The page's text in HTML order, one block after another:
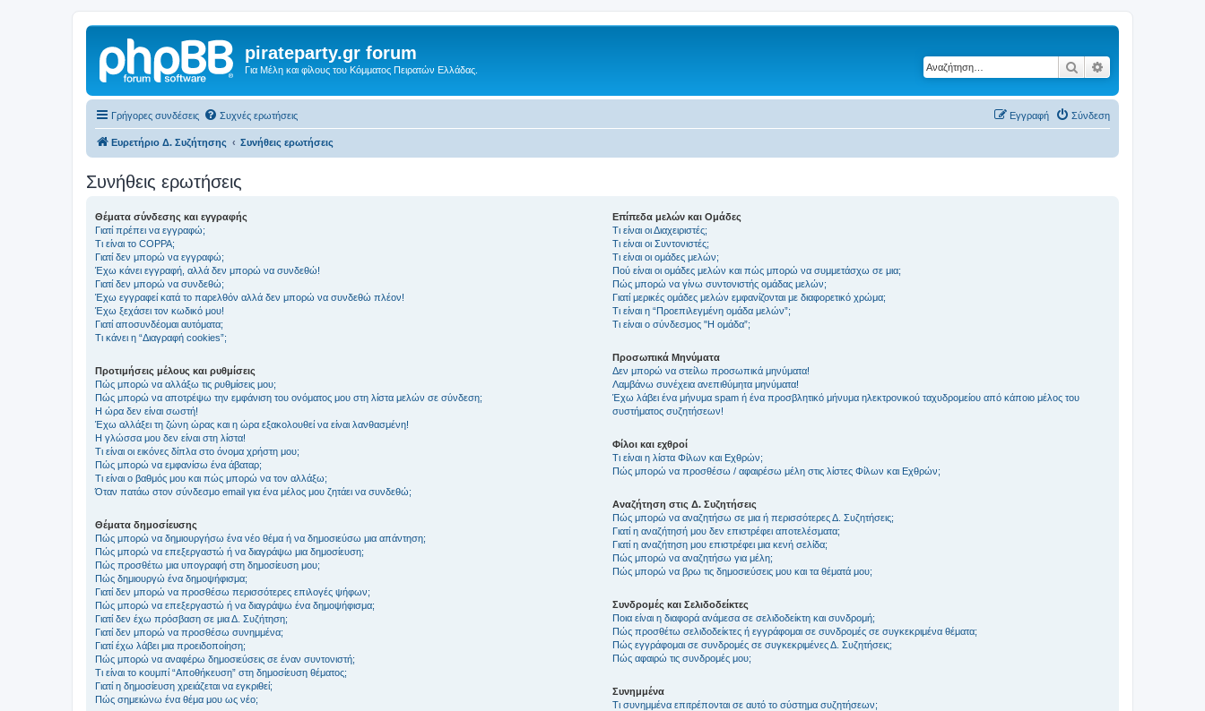
pirateparty.gr forum
Για Μέλη και φίλους του Κόμματος Πειρατών Ελλάδας. Αναζήτηση
Γρήγορες συνδέσεις Συχνές ερωτήσεις Σύνδεση
Εγγραφή
Ευρετήριο Δ. Συζήτησης Συνήθεις ερωτήσεις
Συνήθεις ερωτήσεις
Θέματα σύνδεσης και εγγραφής
Γιατί πρέπει να εγγραφώ;
Τι είναι το COPPA;
Γιατί δεν μπορώ να εγγραφώ;
Έχω κάνει εγγραφή, αλλά δεν μπορώ να συνδεθώ!
Γιατί δεν μπορώ να συνδεθώ;
Έχω εγγραφεί κατά το παρελθόν αλλά δεν μπορώ να συνδεθώ πλέον!
Έχω ξεχάσει τον κωδικό μου!
Γιατί αποσυνδέομαι αυτόματα;
Τι κάνει η “Διαγραφή cookies”;
Προτιμήσεις μέλους και ρυθμίσεις
Πώς μπορώ να αλλάξω τις ρυθμίσεις μου;
Πώς μπορώ να αποτρέψω την εμφάνιση του ονόματος μου στη λίστα μελών σε σύνδεση;
Η ώρα δεν είναι σωστή!
Έχω αλλάξει τη ζώνη ώρας και η ώρα εξακολουθεί να είναι λανθασμένη!
Η γλώσσα μου δεν είναι στη λίστα!
Τι είναι οι εικόνες δίπλα στο όνομα χρήστη μου;
Πώς μπορώ να εμφανίσω ένα άβαταρ;
Τι είναι ο βαθμός μου και πώς μπορώ να τον αλλάξω;
Όταν πατάω στον σύνδεσμο email για ένα μέλος μου ζητάει να συνδεθώ;
Θέματα δημοσίευσης
Πώς μπορώ να δημιουργήσω ένα νέο θέμα ή να δημοσιεύσω μια απάντηση;
Πώς μπορώ να επεξεργαστώ ή να διαγράψω μια δημοσίευση;
Πώς προσθέτω μια υπογραφή στη δημοσίευση μου;
Πώς δημιουργώ ένα δημοψήφισμα;
Γιατί δεν μπορώ να προσθέσω περισσότερες επιλογές ψήφων;
Πώς μπορώ να επεξεργαστώ ή να διαγράψω ένα δημοψήφισμα;
Γιατί δεν έχω πρόσβαση σε μια Δ. Συζήτηση;
Γιατί δεν μπορώ να προσθέσω συνημμένα;
Γιατί έχω λάβει μια προειδοποίηση;
Πώς μπορώ να αναφέρω δημοσιεύσεις σε έναν συντονιστή;
Τι είναι το κουμπί “Αποθήκευση” στη δημοσίευση θέματος;
Γιατί η δημοσίευση χρειάζεται να εγκριθεί;
Πώς σημειώνω ένα θέμα μου ως νέο;
Επίπεδα μελών και Ομάδες
Τι είναι οι Διαχειριστές;
Τι είναι οι Συντονιστές;
Τι είναι οι ομάδες μελών;
Πού είναι οι ομάδες μελών και πώς μπορώ να συμμετάσχω σε μια;
Πώς μπορώ να γίνω συντονιστής ομάδας μελών;
Γιατί μερικές ομάδες μελών εμφανίζονται με διαφορετικό χρώμα;
Τι είναι η “Προεπιλεγμένη ομάδα μελών”;
Τι είναι ο σύνδεσμος "Η ομάδα”;
Προσωπικά Μηνύματα
Δεν μπορώ να στείλω προσωπικά μηνύματα!
Λαμβάνω συνέχεια ανεπιθύμητα μηνύματα!
Έχω λάβει ένα μήνυμα spam ή ένα προσβλητικό μήνυμα ηλεκτρονικού ταχυδρομείου από κάποιο μέλος του
συστήματος συζητήσεων!
Φίλοι και εχθροί
Τι είναι η λίστα Φίλων και Εχθρών;
Πώς μπορώ να προσθέσω / αφαιρέσω μέλη στις λίστες Φίλων και Εχθρών;
Αναζήτηση στις Δ. Συζητήσεις
Πώς μπορώ να αναζητήσω σε μια ή περισσότερες Δ. Συζητήσεις;
Γιατί η αναζήτησή μου δεν επιστρέφει αποτελέσματα;
Γιατί η αναζήτηση μου επιστρέφει μια κενή σελίδα;
Πώς μπορώ να αναζητήσω για μέλη;
Πώς μπορώ να βρω τις δημοσιεύσεις μου και τα θέματά μου;
Συνδρομές και Σελιδοδείκτες
Ποια είναι η διαφορά ανάμεσα σε σελιδοδείκτη και συνδρομή;
Πώς προσθέτω σελιδοδείκτες ή εγγράφομαι σε συνδρομές σε συγκεκριμένα θέματα;
Πώς εγγράφομαι σε συνδρομές σε συγκεκριμένες Δ. Συζητήσεις;
Πώς αφαιρώ τις συνδρομές μου;
Συνημμένα
Τι συνημμένα επιτρέπονται σε αυτό το σύστημα συζητήσεων;